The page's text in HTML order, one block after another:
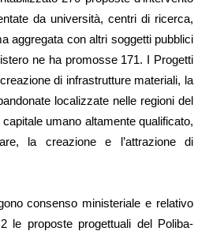
da università, centri di ricerca,
aggregata con altri soggetti pubblici
ne ha promosse 171. I Progetti
di infrastrutture materiali, la
localizzate nelle regioni del
umano altamente qualificato,
la creazione e l’attrazione di
consenso ministeriale e relativo
le proposte progettuali del Poliba-